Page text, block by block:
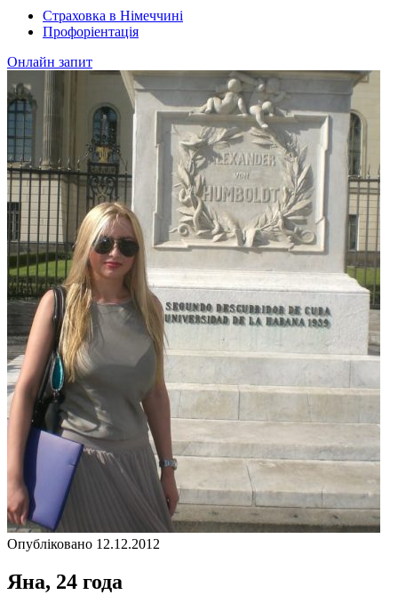
Страховка в Німеччині
Профоріентація
Онлайн запит
Опубліковано 12.12.2012
Яна, 24 года